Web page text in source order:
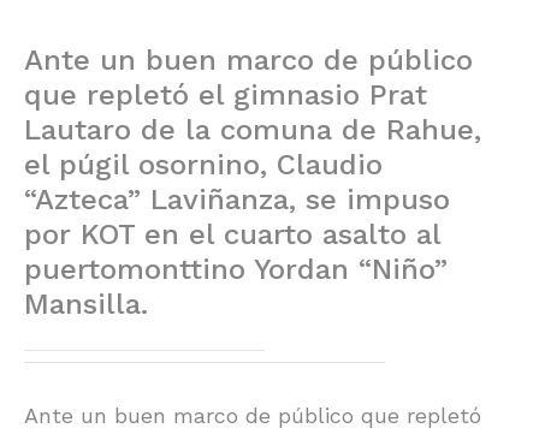
Ante un buen marco de público
que repletó el gimnasio Prat
Lautaro de la comuna de Rahue,
el púgil osornino, Claudio
“Azteca” Laviñanza, se impuso
por KOT en el cuarto asalto al
puertomonttino Yordan “Niño”
Mansilla.
Ante un buen marco de público que repletó